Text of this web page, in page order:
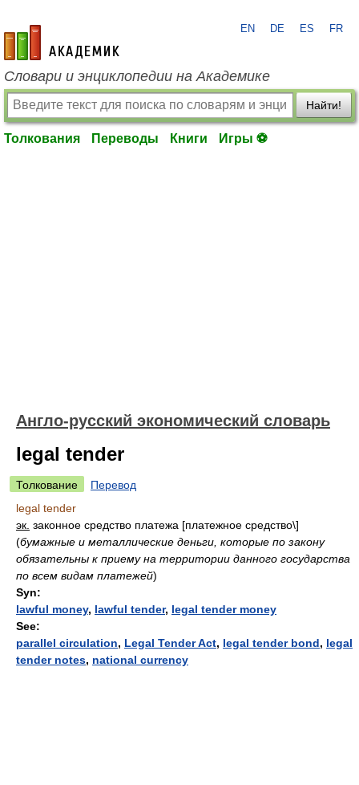
academic.ru
EN DE ES FR
Словари и энциклопедии на Академике
Найти!
Толкования Переводы Книги Игры ⚽
Англо-русский экономический словарь
legal tender
Толкование
Перевод
legal tender
эк. законное средство платежа [платежное средство\]
(бумажные и металлические деньги, которые по закону
обязательны к приему на территории данного государства
по всем видам платежей)
Syn:
lawful money, lawful tender, legal tender money
See:
parallel circulation, Legal Tender Act, legal tender bond, legal
tender notes, national currency